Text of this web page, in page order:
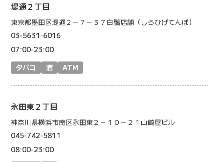
堤通２丁目
東京都墨田区堤通２－７－３７白鬚店舗（しらひげてんぽ）
03-5631-6016
07:00-23:00
タバコ
酒 ATM
永田東２丁目
神奈川県横浜市南区永田東２－１０－２１山崎屋ビル
045-742-5811
08:00-23:00